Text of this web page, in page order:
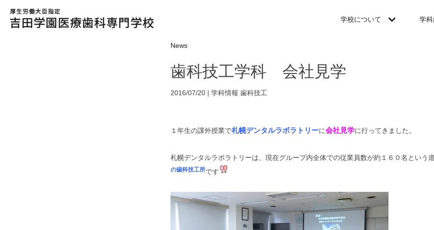
学校について 学
News
歯科技工学科 会社見学
2016/07/20 | 学科情報 歯科技工
１年生の課外授業で札幌デンタルラボラトリーに会社見学に行ってきました。
札幌デンタルラボラトリーは、現在グループ内全体での従業員数が約１６０名という
の歯科技工所です